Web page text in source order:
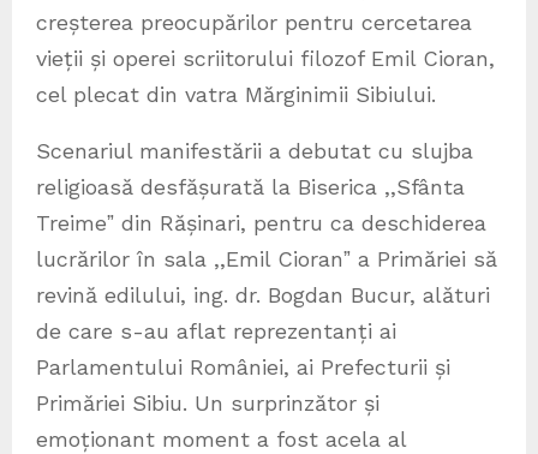
creșterea preocupărilor pentru cercetarea
vieții și operei scriitorului filozof Emil Cioran,
cel plecat din vatra Mărginimii Sibiului.
Scenariul manifestării a debutat cu slujba
religioasă desfășurată la Biserica ,,Sfânta
Treimeˮ din Rășinari, pentru ca deschiderea
lucrărilor în sala ,,Emil Cioranˮ a Primăriei să
revină edilului, ing. dr. Bogdan Bucur, alături
de care s-au aflat reprezentanți ai
Parlamentului României, ai Prefecturii și
Primăriei Sibiu. Un surprinzător și
emoționant moment a fost acela al